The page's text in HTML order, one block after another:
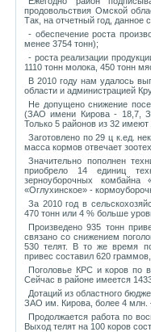
продовольствия Омской
Так, на отчетный год, данное
- обеспечение роста
менее 3754 тонн);
- роста реализации
1110 тонн молока, 450 тонн
В 2010 году нам удалось
области и администрацией
Не допущено снижение
(ЗАО имени Кирова - 18,7,
Только 5 районов из 32
Заготовлено по 29 ц к.ед.
масса кормов отвечает
Значительно пополнен
приобрело 14 единиц
зерноуборочных комбайна
«Оглухинское» -
За 2010 год в
470 тонн или 4 % больше
Произведено 935 тонн
связано со снижением
530 телят. В то же время
привес составил 620
Поголовье КРС и коров по
Сейчас в районе имеется
Дотаций из областного
ЗАО им. Кирова, более 4
Продолжается работа по
Выход телят на 100 коров